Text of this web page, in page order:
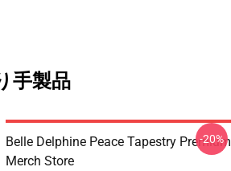
手製品
Belle Delphine Peace Tapestry Premium
Merch Store
-20%